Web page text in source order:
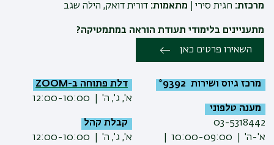
מרכזת: חגית סירי | מתאמות: דורית דואק, הילה שגב
מתעניינים בלימודי תעודת הוראה במתמטיקה?
השאירו פרטים כאן
מרכז גיוס ושירות 9392*
מענה טלפוני
03-5318442
דלת פתוחה ב-ZOOM
א', ג', ה' | 12:00-10:00
קבלת קהל
א', ג', ה' | 12:00-10:00